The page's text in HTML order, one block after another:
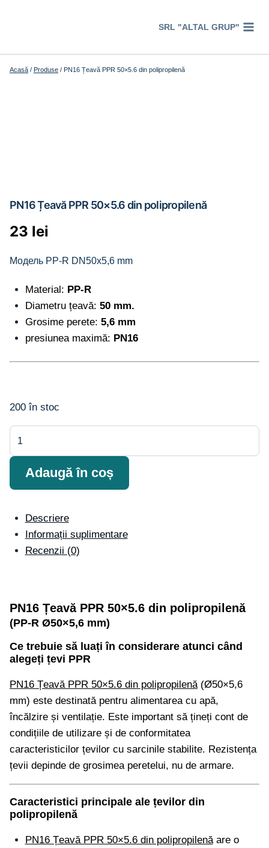
SRL "ALTAL GRUP"
Acasă / Produse / PN16 Țeavă PPR 50×5.6 din polipropilenă
PN16 Țeavă PPR 50×5.6 din polipropilenă
23 lei
Модель PP-R DN50x5,6 mm
Material: PP-R
Diametru țeavă: 50 mm.
Grosime perete: 5,6 mm
presiunea maximă: PN16
200 în stoc
Țeavă
din
polipropilenă
Adaugă în coș
Descriere
Informații suplimentare
Recenzii (0)
PN16 Țeavă PPR 50×5.6 din polipropilenă
(PP-R Ø50×5,6 mm)
Ce trebuie să luați în considerare atunci când
alegeți țevi PPR
PN16 Țeavă PPR 50×5.6 din polipropilenă (Ø50×5,6
mm) este destinată pentru alimentarea cu apă,
încălzire și ventilație. Este important să țineți cont de
condițiile de utilizare și de conformitatea
caracteristicilor țevilor cu sarcinile stabilite. Rezistența
țevii depinde de grosimea peretelui, nu de armare.
Caracteristici principale ale țevilor din
polipropilenă
PN16 Țeavă PPR 50×5.6 din polipropilenăare o